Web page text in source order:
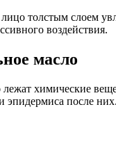
толстым слоем
воздействия.
масло
химические
эпидермиса после них.